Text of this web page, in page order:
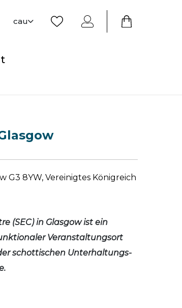
cau
G3 8YW, Vereinigtes Königreich
(SEC) in Glasgow ist ein
Veranstaltungsort
schottischen Unterhaltungs-